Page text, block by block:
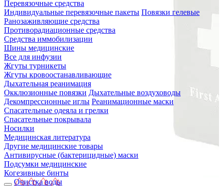
Перевязочные средства
Индивидуальные перевязочные пакеты Повязки гелевые
Ранозаживляющие средства
Противорадиационные средства
Средства иммобилизации
Шины медицинские
Все для инфузии
Жгуты турникеты
Жгуты кровоостанавливающие
Дыхательная реанимация
Окклюзионные повязки Дыхательные воздуховоды
Декомпрессионные иглы Реанимационные маски
Спасательные одеяла и грелки
Спасательные покрывала
Носилки
Медицинская литература
Другие медицинские товары
Антивирусные (бактерицидные) маски
Подсумки медицинские
Когезивные бинты
Очистка воды